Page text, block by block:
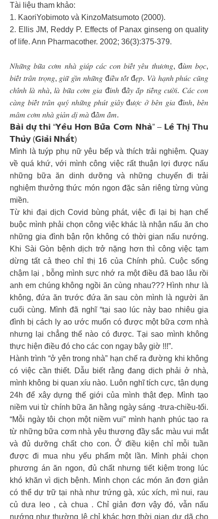
Tài liệu tham khảo:
1. KaoriYobimoto và KinzoMatsumoto (2000).
2. Ellis JM, Reddy P. Effects of Panax ginseng on quality
of life. Ann Pharmacother. 2002; 36(3):375-379.
𝑁ℎ𝑢̛̃𝑛𝑔 𝑏𝑢̛̃𝑎 𝑐𝑜̛𝑚 𝑛ℎ𝑎̀ 𝑔𝑖𝑢́𝑝 𝑐𝑎́𝑐 𝑐𝑜𝑛 𝑏𝑖𝑒̂́𝑡 𝑦𝑒̂𝑢 𝑡ℎ𝑢̛𝑜̛𝑛𝑔, đ𝑢̀𝑚 𝑏𝑜̣𝑐,
𝑏𝑖𝑒̂́𝑡 𝑡𝑟𝑎̂𝑛 𝑡𝑟𝑜̣𝑛𝑔, 𝑔𝑖𝑢̛̃ 𝑔𝑖̀𝑛 𝑛ℎ𝑢̛̃𝑛𝑔 đ𝑖𝑒̂̀𝑢 𝑡𝑜̂́𝑡 đ𝑒̣𝑝. 𝑉𝑎̀ ℎ𝑎̣𝑛ℎ 𝑝ℎ𝑢́𝑐 𝑐𝑢̃𝑛𝑔
𝑐ℎ𝑖́𝑛ℎ 𝑙𝑎̀ 𝑛ℎ𝑎̀, 𝑙𝑎̀ 𝑏𝑢̛̃𝑎 𝑐𝑜̛𝑚 𝑔𝑖𝑎 đ𝑖̀𝑛ℎ đ𝑎̂̀𝑦 𝑎̆́𝑝 𝑡𝑖𝑒̂́𝑛𝑔 𝑐𝑢̛𝑜̛̀𝑖. 𝐶𝑎́𝑐 𝑐𝑜𝑛
𝑐𝑎̀𝑛𝑔 𝑏𝑖𝑒̂́𝑡 𝑡𝑟𝑎̂𝑛 𝑞𝑢𝑦́ 𝑛ℎ𝑢̛̃𝑛𝑔 𝑝ℎ𝑢́𝑡 𝑔𝑖𝑎̂𝑦 đ𝑢̛𝑜̛̣𝑐 𝑜̛̉ 𝑏𝑒̂𝑛 𝑔𝑖𝑎 đ𝑖̀𝑛ℎ, 𝑏𝑒̂𝑛
𝑚𝑎̂𝑚 𝑐𝑜̛𝑚 𝑛ℎ𝑎̀ 𝑔𝑖𝑎̉𝑛 𝑑𝑖̣ 𝑚𝑎̀ đ𝑎̂̀𝑚 𝑎̂́𝑚.
𝗕𝗮̀𝗶 𝗱𝘂̛̣ 𝘁𝗵𝗶 “𝗬𝗲̂𝘂 𝗛𝗼̛𝗻 𝗕𝘂̛̃𝗮 𝗖𝗼̛𝗺 𝗡𝗵𝗮̀” – 𝗟𝗲̂ 𝗧𝗵𝗶̣ 𝗧𝗵𝘂
𝗧𝗵𝘂̉𝘆 (𝗚𝗶𝗮̉𝗶 𝗡𝗵𝗮̂́𝘁)
Mình là tuýp phụ nữ yêu bếp và thích trải nghiệm. Quay
về quá khứ, với mình công việc rất thuận lợi được nấu
những bữa ăn dinh dưỡng và những chuyến đi trải
nghiệm thưởng thức món ngon đặc sản riêng từng vùng
miền.
Từ khi đại dịch Covid bùng phát, việc đi lại bị hạn chế
buộc mình phải chọn công việc khác là nhận nấu ăn cho
những gia đình bận rộn không có thời gian nấu nướng.
Khi Sài Gòn bệnh dịch trở nặng hơn thì công việc tạm
dừng tất cả theo chỉ thị 16 của Chính phủ. Cuộc sống
chậm lại , bỗng mình sực nhớ ra một điều đã bao lâu rồi
anh em chúng không ngồi ăn cùng nhau??? Hình như là
không, đứa ăn trước đứa ăn sau còn mình là người ăn
cuối cùng. Mình đã nghĩ “tại sao lúc này bao nhiêu gia
đình bị cách ly ao ước muốn có được một bữa cơm nhà
nhưng lại chẳng thể nào có được. Tại sao mình không
thực hiện điều đó cho các con ngay bây giờ !!!”.
Hành trình “ở yên trong nhà” hạn chế ra đường khi không
có việc cần thiết. Dẫu biết rằng đang dịch phải ở nhà,
mình không bi quan xíu nào. Luôn nghĩ tích cực, tận dụng
24h để xây dựng thế giới của mình thật đẹp. Mình tạo
niềm vui từ chính bữa ăn hằng ngày sáng -trưa-chiều-tối.
“Mỗi ngày tôi chọn một niềm vui” mình hạnh phúc tạo ra
từ những bữa cơm nhà yêu thương đầy sắc màu vui mắt
và đủ dưỡng chất cho con. Ở điều kiện chỉ mỗi tuần
được đi mua nhu yếu phẩm một lần. Mình phải chọn
phương án ăn ngon, đủ chất nhưng tiết kiệm trong lúc
khó khăn vì dịch bệnh. Mình chọn các món ăn đơn giản
có thể dự trữ tại nhà như trứng gà, xúc xích, mì nui, rau
củ dưa leo , cà chua . Chỉ giản đơn vậy đó, vẫn nấu
nướng như thường lệ chỉ khác hơn thời gian dư dã cho